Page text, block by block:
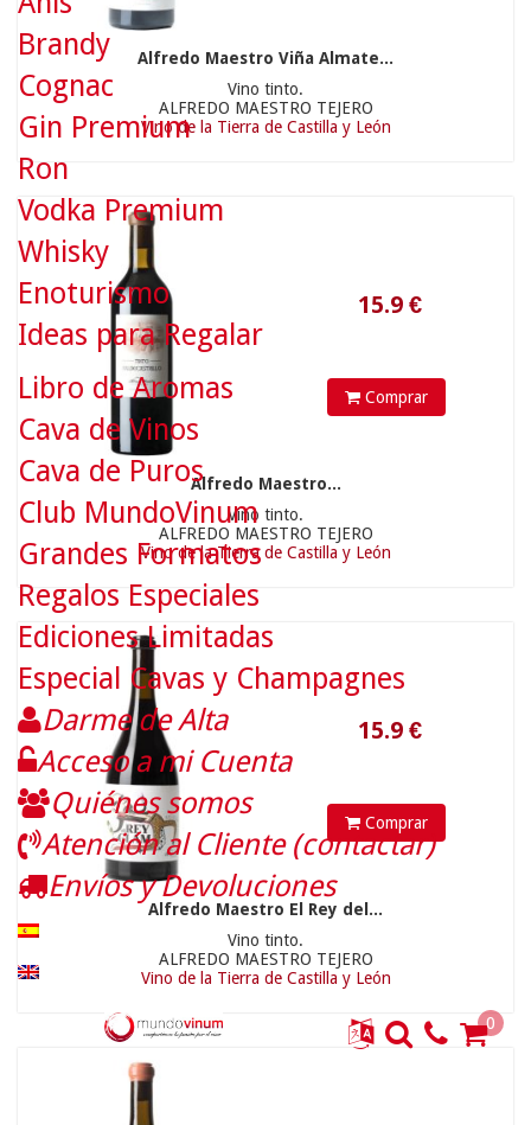
Alfredo Maestro Viña Almate...
Vino tinto.
ALFREDO MAESTRO TEJERO
Vino de la Tierra de Castilla y León
Comprar
Alfredo Maestro...
Vino tinto.
ALFREDO MAESTRO TEJERO
Vino de la Tierra de Castilla y León
15.9€
Comprar
Alfredo Maestro El Rey del...
Vino tinto.
ALFREDO MAESTRO TEJERO
Vino de la Tierra de Castilla y León
Brandy
Cognac
Gin Premium
Ron
Vodka Premium
Whisky
Enoturismo
Ideas para Regalar
Libro de Aromas
Cava de Vinos
Cava de Puros
Club MundoVinum
Grandes Formatos
Regalos Especiales
Ediciones Limitadas
Especial Cavas y Champagnes
Darme de Alta
Acceso a mi Cuenta
Quiénes somos
Atención al Cliente (contactar)
Envíos y Devoluciones
0